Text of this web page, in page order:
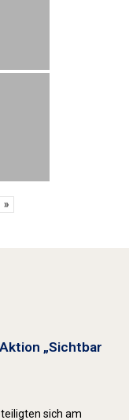
»
„Sichtbar
sich am